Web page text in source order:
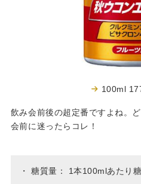
100ml
飲み会前後の超定番ですよね。
会前に迷ったらコレ！
・ 糖質量： 1本100mlあたり